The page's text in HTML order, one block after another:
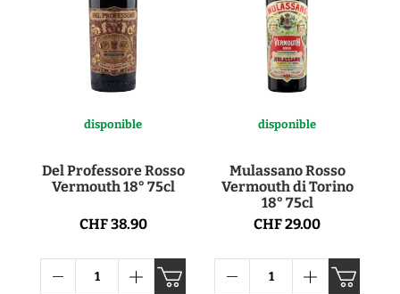
disponible
Del Professore Rosso
Vermouth 18° 75cl
CHF 38.90
disponible
Mulassano Rosso
Vermouth di Torino
18° 75cl
CHF 29.00